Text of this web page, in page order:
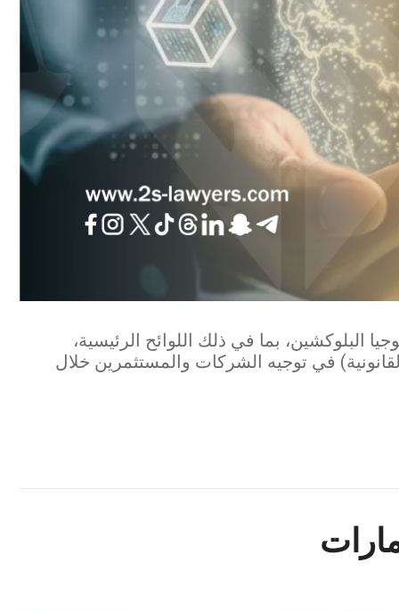
البلوكشين، بما في ذلك اللوائح الرئيسية،
في توجيه الشركات والمستثمرين خلال